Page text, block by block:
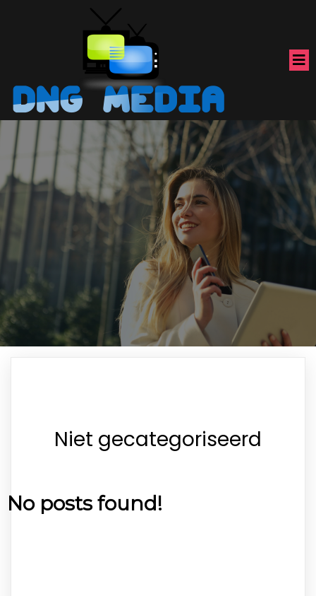
Niet gecategoriseerd
No posts found!